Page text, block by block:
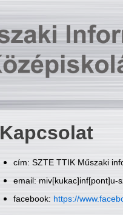
Kapcsolat
cím: SZTE TTIK Műszaki
email: miv[kukac]inf[pont]u-
facebook: https://